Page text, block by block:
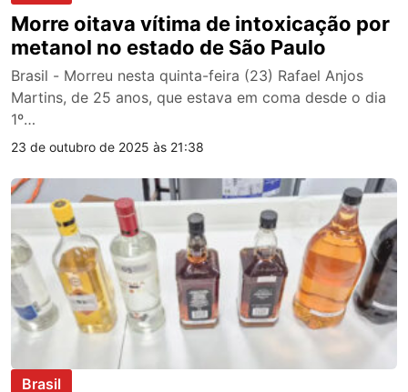
Morre oitava vítima de intoxicação por
metanol no estado de São Paulo
Brasil - Morreu nesta quinta-feira (23) Rafael Anjos
Martins, de 25 anos, que estava em coma desde o dia
1º…
23 de outubro de 2025 às 21:38
Brasil